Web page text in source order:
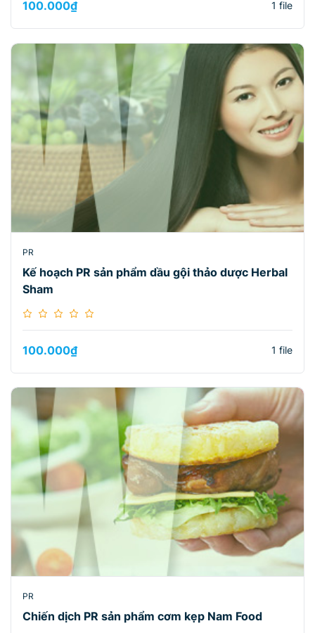
100.000₫ 1 file
PR
Kế hoạch PR sản phẩm dầu gội thảo dược Herbal
Sham
100.000₫ 1 file
PR
Chiến dịch PR sản phẩm cơm kẹp Nam Food